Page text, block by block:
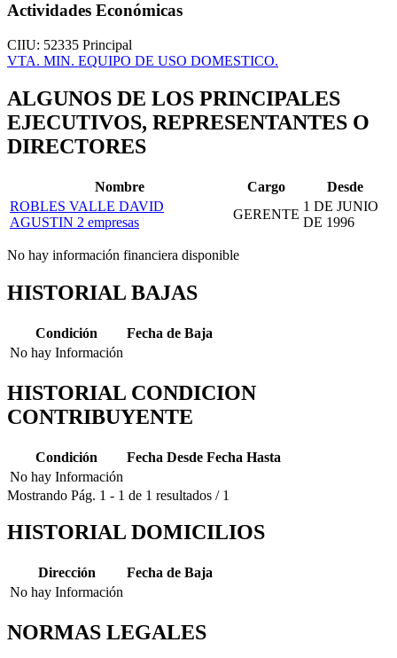
Actividades Económicas
CIIU: 52335 Principal
VTA. MIN. EQUIPO DE USO DOMESTICO.
ALGUNOS DE LOS PRINCIPALES
EJECUTIVOS, REPRESENTANTES O
DIRECTORES
Nombre Cargo
Desde
ROBLES VALLE DAVID
AGUSTIN 2 empresas
GERENTE
1 DE JUNIO
DE 1996
No hay información financiera disponible
HISTORIAL BAJAS
Condición
Fecha de Baja
No hay Información
HISTORIAL CONDICION
CONTRIBUYENTE
Condición Fecha Desde Fecha Hasta
No hay Información
Mostrando Pág. 1 - 1 de 1 resultados / 1
HISTORIAL DOMICILIOS
Dirección
Fecha de Baja
No hay Información
NORMAS LEGALES